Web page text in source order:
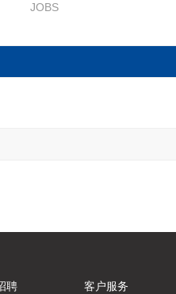
JOBS
聘 客户服务